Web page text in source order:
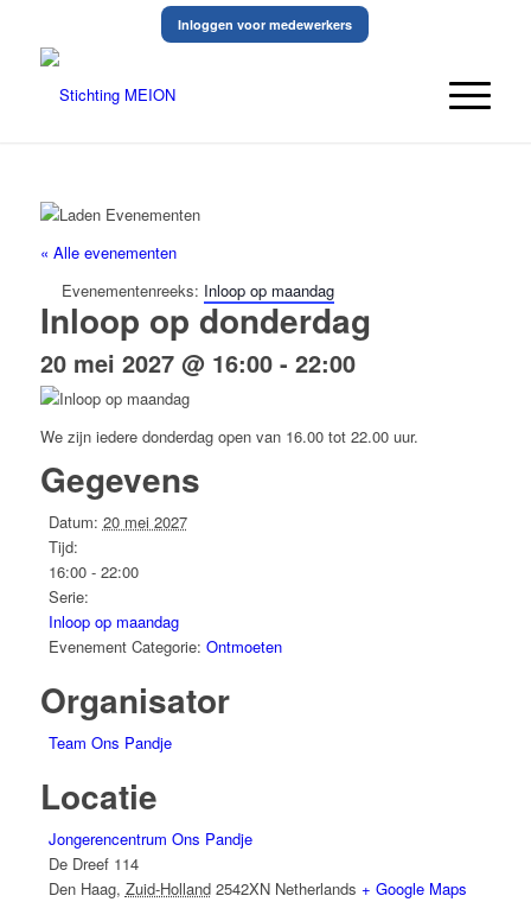
Inloggen voor medewerkers
« Alle evenementen
Evenementenreeks: Inloop op maandag
Inloop op donderdag
20 mei 2027 @ 16:00- 22:00
We zijn iedere donderdag open van 16.00 tot 22.00 uur.
Gegevens
Datum: 20 mei 2027
Tijd:
16:00 - 22:00
Serie:
Inloop op maandag
Evenement Categorie: Ontmoeten
Organisator
Team Ons Pandje
Locatie
Jongerencentrum Ons Pandje
De Dreef 114
Den Haag, Zuid-Holland 2542XN Netherlands + Google Maps